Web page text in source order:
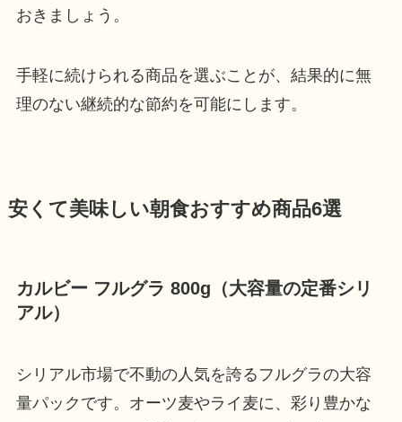
おきましょう。
手軽に続けられる商品を選ぶことが、結果的に無
理のない継続的な節約を可能にします。
安くて美味しい朝食おすすめ商品6選
カルビー フルグラ 800g（大容量の定番シリ
アル）
シリアル市場で不動の人気を誇るフルグラの大容
量パックです。オーツ麦やライ麦に、彩り豊かな